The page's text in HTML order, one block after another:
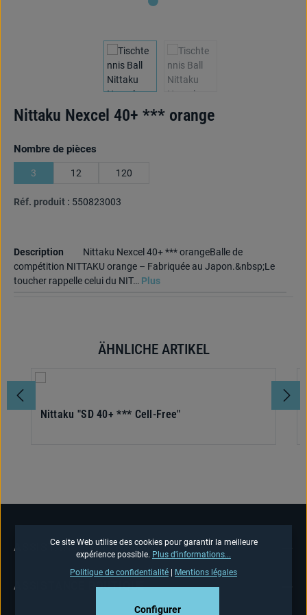
Nittaku Nexcel 40+ *** orange
Sélectionnez
Nombre de pièces
3 12 120
Réf. produit : 550823003
Description
Nittaku Nexcel 40+ *** orangeBalle de
compétition NITTAKU orange – Fabriquée au Japon.&nbsp;Le
toucher rappelle celui du NIT… Plus
Ignorer la galerie de produitsÄHNLICHE ARTIKEL
Nittaku "SD 40+ *** Cell-Free"
ASSISTANCE TÉLÉPHONIQUE
ASSISTANCE BOUTIQUE
Ce site Web utilise des cookies pour garantir la meilleure
expérience possible. Plus d'informations...
Politique de confidentialité
Mentions légales
Configurer